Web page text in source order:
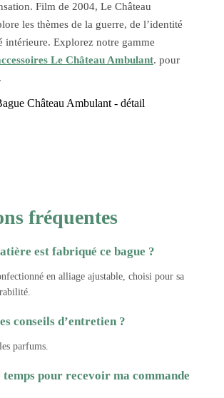
Film de 2004, Le Château
les thèmes de la guerre, de l’identité
intérieure. Explorez notre gamme
Le Château Ambulant. pour
fréquentes
est fabriqué ce bague ?
en alliage ajustable, choisi pour sa
conseils d’entretien ?
parfums.
temps pour recevoir ma commande